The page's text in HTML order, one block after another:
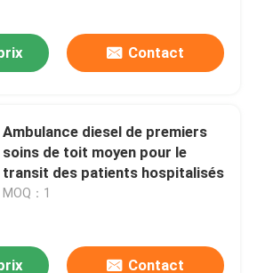
Contact
Ambulance diesel de premiers
soins de toit moyen pour le
transit des patients hospitalisés
MOQ：1
Contact